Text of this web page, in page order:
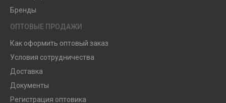
Бренды
ОПТОВЫЕ ПРОДАЖИ
Как оформить оптовый заказ
Условия сотрудничества
Доставка
Документы
Регистрация оптовика